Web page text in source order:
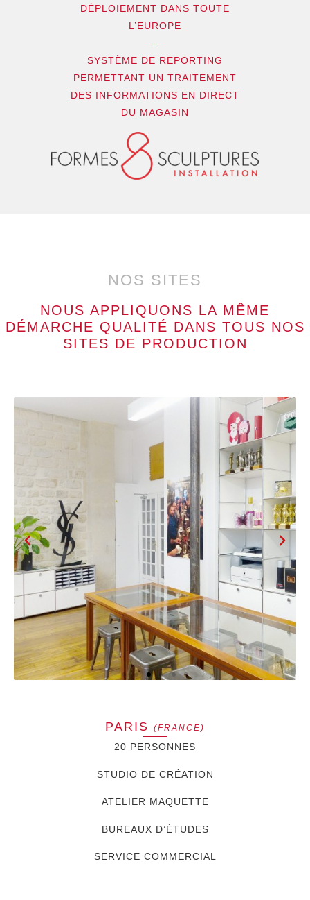
DÉPLOIEMENT DANS TOUTE
L’EUROPE
–
SYSTÈME DE REPORTING
PERMETTANT UN TRAITEMENT
DES INFORMATIONS EN DIRECT
DU MAGASIN
NOS SITES
NOUS APPLIQUONS LA MÊME
DÉMARCHE QUALITÉ DANS TOUS NOS
SITES DE PRODUCTION
PARIS (FRANCE)
20 PERSONNES
STUDIO DE CRÉATION
ATELIER MAQUETTE
BUREAUX D’ÉTUDES
SERVICE COMMERCIAL